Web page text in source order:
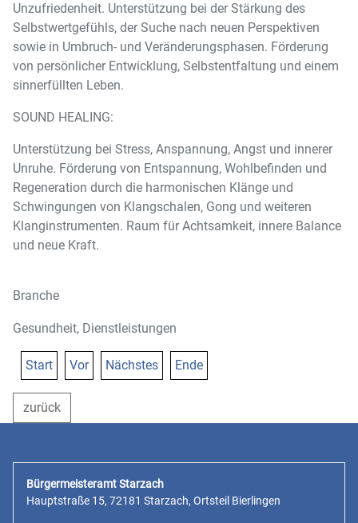
Unzufriedenheit. Unterstützung bei der Stärkung des
Selbstwertgefühls, der Suche nach neuen Perspektiven
sowie in Umbruch- und Veränderungsphasen. Förderung
von persönlicher Entwicklung, Selbstentfaltung und einem
sinnerfüllten Leben.
SOUND HEALING:
Unterstützung bei Stress, Anspannung, Angst und innerer
Unruhe. Förderung von Entspannung, Wohlbefinden und
Regeneration durch die harmonischen Klänge und
Schwingungen von Klangschalen, Gong und weiteren
Klanginstrumenten. Raum für Achtsamkeit, innere Balance
und neue Kraft.
Branche
Gesundheit, Dienstleistungen
Start Vor Nächstes Ende
zurück
Bürgermeisteramt Starzach
Hauptstraße 15, 72181 Starzach, Ortsteil Bierlingen